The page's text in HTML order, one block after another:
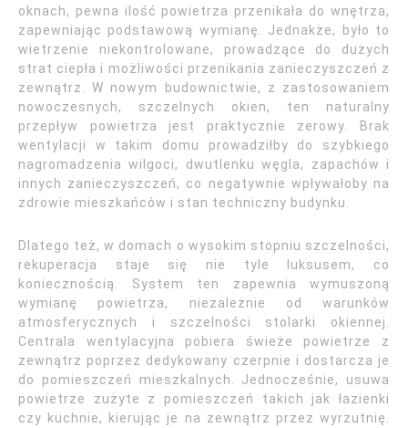
oknach, pewna ilość powietrza przenikała do wnętrza,
zapewniając podstawową wymianę. Jednakże, było to
wietrzenie niekontrolowane, prowadzące do dużych
strat ciepła i możliwości przenikania zanieczyszczeń z
zewnątrz. W nowym budownictwie, z zastosowaniem
nowoczesnych, szczelnych okien, ten naturalny
przepływ powietrza jest praktycznie zerowy. Brak
wentylacji w takim domu prowadziłby do szybkiego
nagromadzenia wilgoci, dwutlenku węgla, zapachów i
innych zanieczyszczeń, co negatywnie wpływałoby na
zdrowie mieszkańców i stan techniczny budynku.
Dlatego też, w domach o wysokim stopniu szczelności,
rekuperacja staje się nie tyle luksusem, co
koniecznością. System ten zapewnia wymuszoną
wymianę powietrza, niezależnie od warunków
atmosferycznych i szczelności stolarki okiennej.
Centrala wentylacyjna pobiera świeże powietrze z
zewnątrz poprzez dedykowany czerpnie i dostarcza je
do pomieszczeń mieszkalnych. Jednocześnie, usuwa
powietrze zużyte z pomieszczeń takich jak łazienki
czy kuchnie, kierując je na zewnątrz przez wyrzutnię.